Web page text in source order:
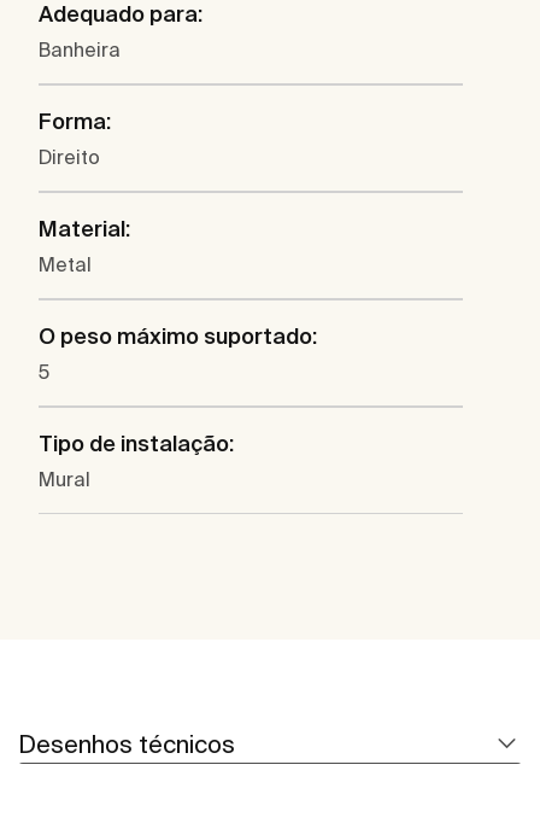
Adequado para:
Banheira
Forma:
Direito
Material:
Metal
O peso máximo suportado:
5
Tipo de instalação:
Mural
Desenhos técnicos